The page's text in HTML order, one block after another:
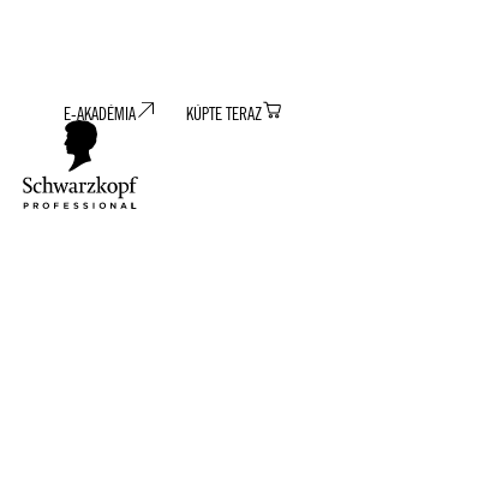
E-AKADÉMIA KÚPTE TERAZ